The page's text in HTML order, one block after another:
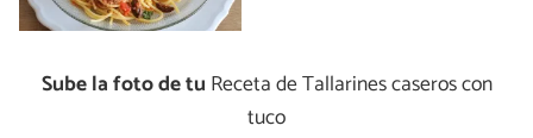
Sube la foto de tu Receta de Tallarines caseros con
tuco